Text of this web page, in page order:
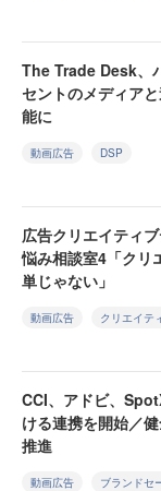
The Trade Desk、
セントのメディア
能に
動画広告 DSP
広告クリエイティ
悩み相談室4「クリ
単じゃない」
動画広告 クリエイテ
CCI、アドビ、
ける連携を開始／
推進
動画広告 ブランドセ